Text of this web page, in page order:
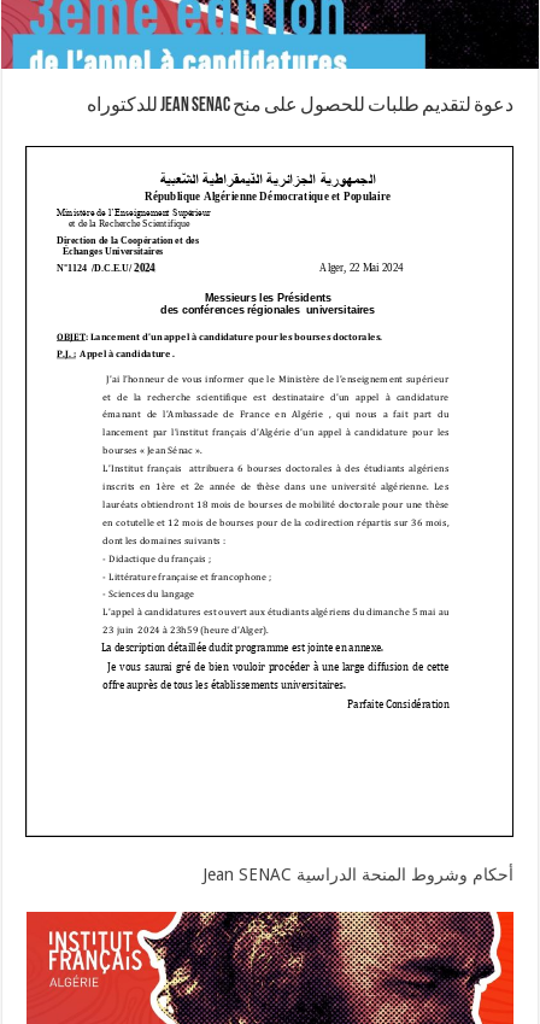
دعوة لتقديم طلبات للحصول على منح Jean SENAC للدكتوراه
أحكام وشروط المنحة الدراسية Jean SENAC